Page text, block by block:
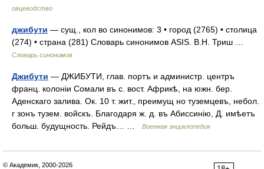
овцеводство
джибути — сущ., кол во синонимов: 3 • город (2765) • столица
(274) • страна (281) Словарь синонимов ASIS. В.Н. Триш …
Словарь синонимов
Джибути — ДЖИБУТИ, глав. портъ и администр. центръ
франц. колоніи Сомали въ с. вост. Африкѣ, на южн. бер.
Аденскаго залива. Ок. 10 т. жит., преимущ но туземцевъ, небол.
г зонъ тузем. войскъ. Благодаря ж. д. въ Абиссинію, Д. имѣетъ
больш. будущность. Рейдъ… …
Военная энциклопедия
© Академик, 2000-2026